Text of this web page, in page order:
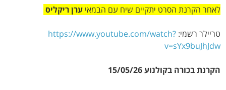
לאחר הקרנת הסרט יתקיים שיח עם הבמאיערן ריקליס
טריילר רשמי:https://www.youtube.com/watch?
v=sYx9buJhJdw
הקרנת בכורה בקולנוע 15/05/26